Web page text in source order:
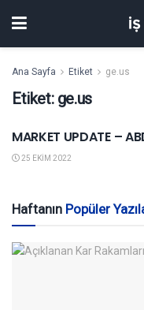
Ana Sayfa Etiket ge.us
Etiket: ge.us
BILANÇO AÇIKLAMALARI
MARKET UPDATE –
25 EKIM 2022
Haftanın Popüler